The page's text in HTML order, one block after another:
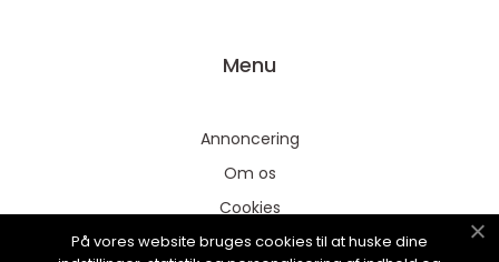
Menu
Annoncering
Om os
Cookies
Kontakt os
På vores website bruges cookies til at huske dine